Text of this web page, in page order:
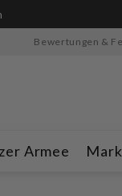
Bewertungen &
Armee